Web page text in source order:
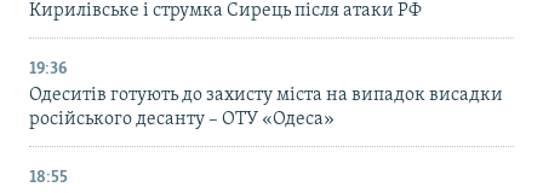
Кирилівське і струмка Сирець після атаки РФ
19:36
Одеситів готують до захисту міста на випадок висадки
російського десанту – ОТУ «Одеса»
18:55